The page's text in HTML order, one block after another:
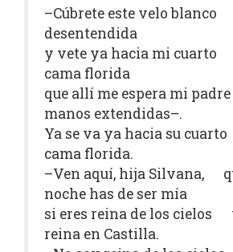
–Cúbrete este velo
desentendida
y vete ya hacia mi
cama florida
que allí me espera mi
manos extendidas–.
Ya se va ya hacia su
cama florida.
–Ven aquí, hija Silvana,
noche has de ser mía
si eres reina de los cielos
reina en Castilla.